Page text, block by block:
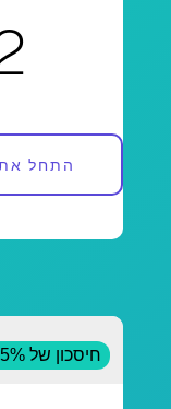
התחל את
חיסכון של 25%